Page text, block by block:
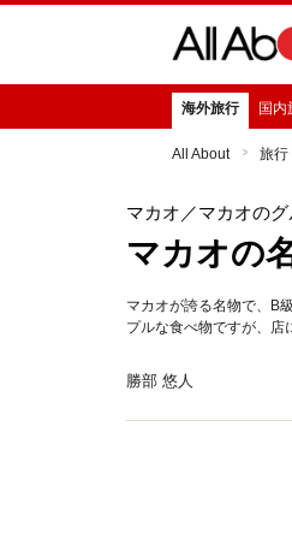
海外旅行 国内
All About 旅行
マカオ ／マカオの
マカオの
マカオが誇る名物で、B
プルな食べ物ですが、店
勝部 悠人